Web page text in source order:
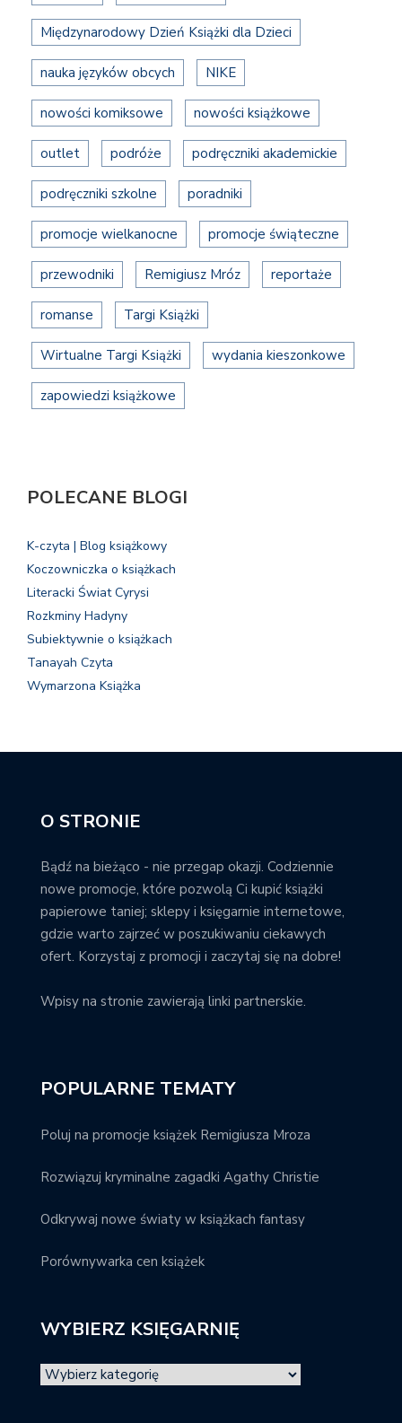
Międzynarodowy Dzień Książki dla Dzieci
nauka języków obcych NIKE
nowości komiksowe nowości książkowe
outlet podróże podręczniki akademickie
podręczniki szkolne poradniki
promocje wielkanocne promocje świąteczne
przewodniki Remigiusz Mróz reportaże
romanse Targi Książki
Wirtualne Targi Książki wydania kieszonkowe
zapowiedzi książkowe
POLECANE BLOGI
K-czyta | Blog książkowy
Koczowniczka o książkach
Literacki Świat Cyrysi
Rozkminy Hadyny
Subiektywnie o książkach
Tanayah Czyta
Wymarzona Książka
O STRONIE
Bądź na bieżąco - nie przegap okazji. Codziennie
nowe promocje, które pozwolą Ci kupić książki
papierowe taniej; sklepy i księgarnie internetowe,
gdzie warto zajrzeć w poszukiwaniu ciekawych
ofert. Korzystaj z promocji i zaczytaj się na dobre!
Wpisy na stronie zawierają linki partnerskie.
POPULARNE TEMATY
Poluj na promocje książek Remigiusza Mroza
Rozwiązuj kryminalne zagadki Agathy Christie
Odkrywaj nowe światy w książkach fantasy
Porównywarka cen książek
WYBIERZ KSIĘGARNIĘ